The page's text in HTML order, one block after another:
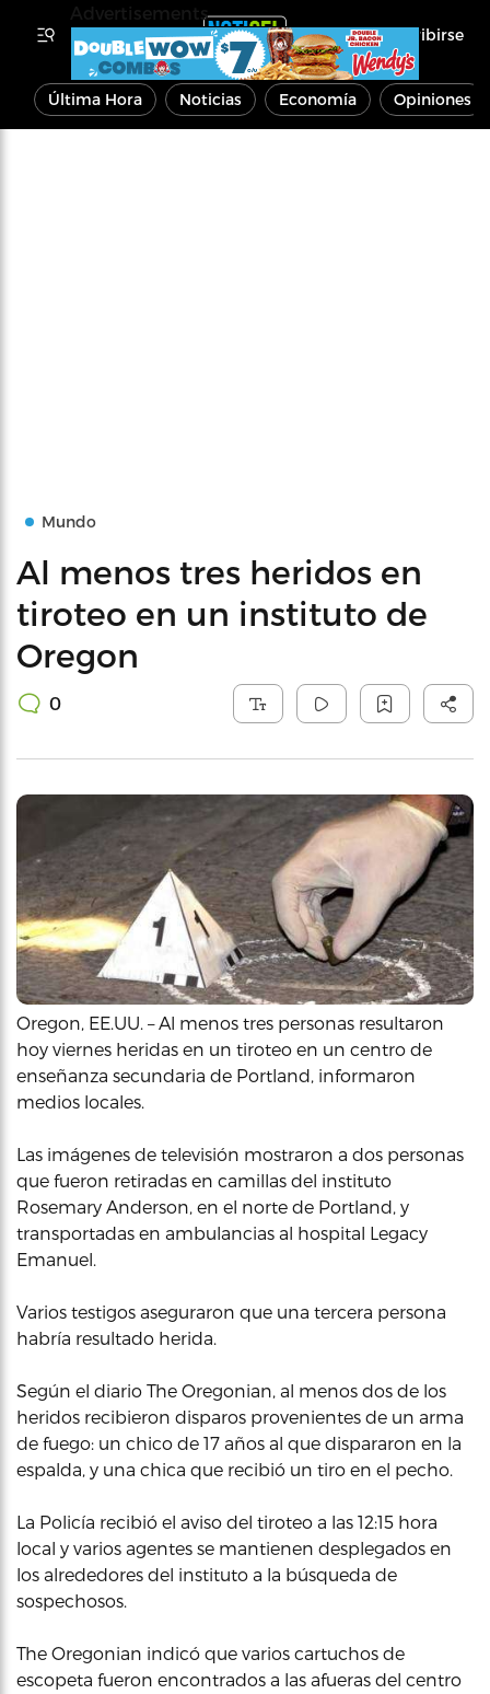
Inscribirse
Última Hora Noticias Economía Opiniones
Mundo
Al menos tres heridos en
tiroteo en un instituto de
Oregon
0
Oregon, EE.UU. – Al menos tres personas resultaron
hoy viernes heridas en un tiroteo en un centro de
enseñanza secundaria de Portland, informaron
medios locales.
Las imágenes de televisión mostraron a dos personas
que fueron retiradas en camillas del instituto
Rosemary Anderson, en el norte de Portland, y
transportadas en ambulancias al hospital Legacy
Emanuel.
Varios testigos aseguraron que una tercera persona
habría resultado herida.
Según el diario The Oregonian, al menos dos de los
heridos recibieron disparos provenientes de un arma
de fuego: un chico de 17 años al que dispararon en la
espalda, y una chica que recibió un tiro en el pecho.
La Policía recibió el aviso del tiroteo a las 12:15 hora
local y varios agentes se mantienen desplegados en
los alrededores del instituto a la búsqueda de
sospechosos.
The Oregonian indicó que varios cartuchos de
escopeta fueron encontrados a las afueras del centro
Advertisements